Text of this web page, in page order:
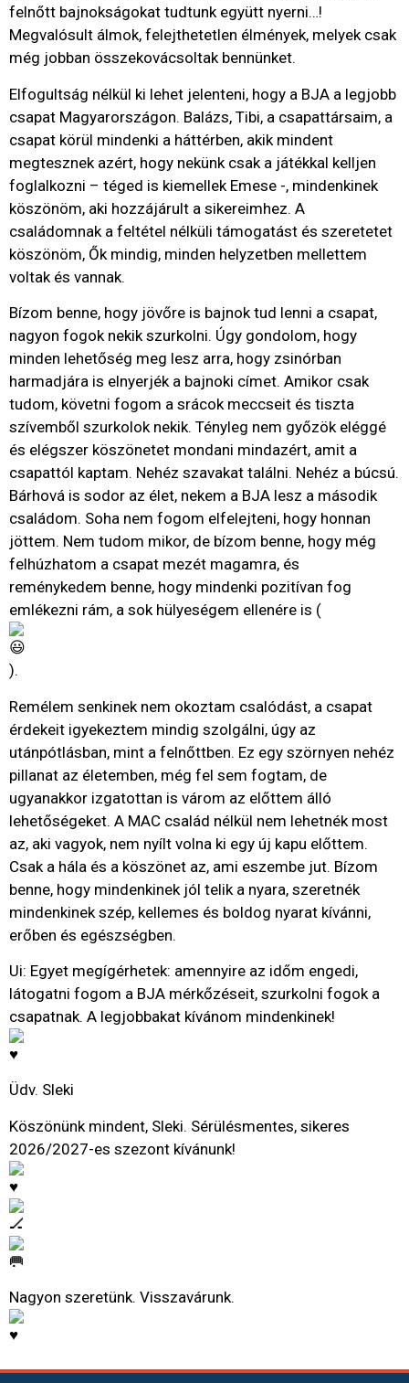
felnőtt bajnokságokat tudtunk együtt nyerni…!
Megvalósult álmok, felejthetetlen élmények, melyek csak
még jobban összekovácsoltak bennünket.
Elfogultság nélkül ki lehet jelenteni, hogy a BJA a legjobb
csapat Magyarországon. Balázs, Tibi, a csapattársaim, a
csapat körül mindenki a háttérben, akik mindent
megtesznek azért, hogy nekünk csak a játékkal kelljen
foglalkozni – téged is kiemellek Emese -, mindenkinek
köszönöm, aki hozzájárult a sikereimhez. A
családomnak a feltétel nélküli támogatást és szeretetet
köszönöm, Ők mindig, minden helyzetben mellettem
voltak és vannak.
Bízom benne, hogy jövőre is bajnok tud lenni a csapat,
nagyon fogok nekik szurkolni. Úgy gondolom, hogy
minden lehetőség meg lesz arra, hogy zsinórban
harmadjára is elnyerjék a bajnoki címet. Amikor csak
tudom, követni fogom a srácok meccseit és tiszta
szívemből szurkolok nekik. Tényleg nem győzök eléggé
és elégszer köszönetet mondani mindazért, amit a
csapattól kaptam. Nehéz szavakat találni. Nehéz a búcsú.
Bárhová is sodor az élet, nekem a BJA lesz a második
családom. Soha nem fogom elfelejteni, hogy honnan
jöttem. Nem tudom mikor, de bízom benne, hogy még
felhúzhatom a csapat mezét magamra, és
reménykedem benne, hogy mindenki pozitívan fog
emlékezni rám, a sok hülyeségem ellenére is (
).
Remélem senkinek nem okoztam csalódást, a csapat
érdekeit igyekeztem mindig szolgálni, úgy az
utánpótlásban, mint a felnőttben. Ez egy szörnyen nehéz
pillanat az életemben, még fel sem fogtam, de
ugyanakkor izgatottan is várom az előttem álló
lehetőségeket. A MAC család nélkül nem lehetnék most
az, aki vagyok, nem nyílt volna ki egy új kapu előttem.
Csak a hála és a köszönet az, ami eszembe jut. Bízom
benne, hogy mindenkinek jól telik a nyara, szeretnék
mindenkinek szép, kellemes és boldog nyarat kívánni,
erőben és egészségben.
Ui: Egyet megígérhetek: amennyire az időm engedi,
látogatni fogom a BJA mérkőzéseit, szurkolni fogok a
csapatnak. A legjobbakat kívánom mindenkinek!
Üdv. Sleki
Köszönünk mindent, Sleki. Sérülésmentes, sikeres
2026/2027-es szezont kívánunk!
Nagyon szeretünk. Visszavárunk.